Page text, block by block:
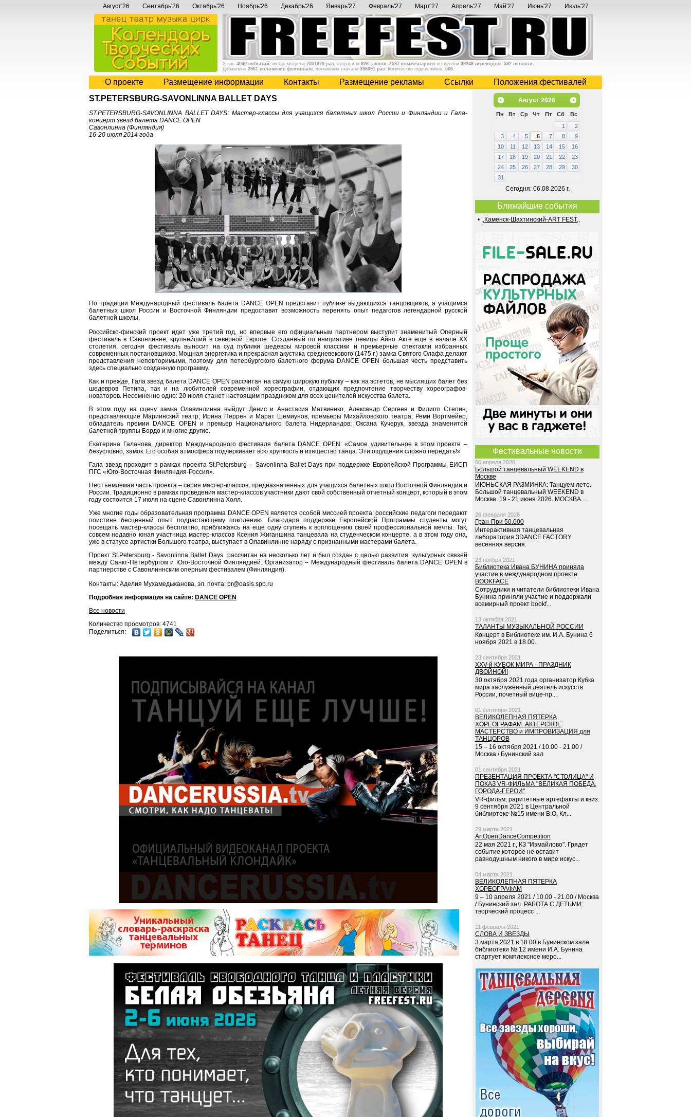
Август'26 Сентябрь'26 Октябрь'26 Ноябрь'26 Декабрь'26 Январь'27 Февраль'27 Март'27 Апрель'27 Май'27 Июнь'27 Июль'27
У нас 4040 событий , их посмотрели 7051979 раз, отправили 826 заявок, 2587 комментариев и сделали 39248 переходов . 582 новости .
Добавлено 2961 положение фестиваля, положения скачали 396091 раз. Количество подписчиков: 506.
О проекте Размещение информации Контакты Размещение рекламы Cсылки
Положения фестивалей
ST.PETERSBURG-SAVONLINNA BALLET DAYS
ST.PETERSBURG-SAVONLINNA BALLET DAYS: Мастер-классы для учащихся балетных школ России и Финляндии и Гала-
концерт звезд балета DANCE OPEN
Савонлинна (Финляндия)
16-20 июля 2014 года
По традиции Международный фестиваль балета DANCE OPEN представит публике выдающихся танцовщиков, а учащимся
балетных школ России и Восточной Финляндии предоставит возможность перенять опыт педагогов легендарной русской
балетной школы.
Российско-финский проект идет уже третий год, но впервые его официальным партнером выступит знаменитый Оперный
фестиваль в Савонлинне, крупнейший в северной Европе. Созданный по инициативе певицы Айно Акте еще в начале XX
столетия, сегодня фестиваль выносит на суд публики шедевры мировой классики и премьерные спектакли избранных
современных постановщиков. Мощная энергетика и прекрасная акустика средневекового (1475 г.) замка Святого Олафа делают
представления неповторимыми, поэтому для петербургского балетного форума DANCE OPEN большая честь представить
здесь специально созданную программу.
Как и прежде, Гала звезд балета DANCE OPEN рассчитан на самую широкую публику – как на эстетов, не мыслящих балет без
шедевров Петипа, так и на любителей современной хореографии, отдающих предпочтение творчеству хореографов-
новаторов. Несомненно одно: 20 июля станет настоящим праздником для всех ценителей искусства балета.
В этом году на сцену замка Олавинлинна выйдут Денис и Анастасия Матвиенко, Александр Сергеев и Филипп Степин,
представляющие Мариинский театр; Ирина Перрен и Марат Шемиунов, премьеры Михайловского театра; Реми Вортмейер,
обладатель премии DANCE OPEN и премьер Национального балета Нидерландов; Оксана Кучерук, звезда знаменитой
балетной труппы Бордо и многие другие.
Екатерина Галанова, директор Международного фестиваля балета DANCE OPEN: «Самое удивительное в этом проекте –
безусловно, замок. Его особая атмосфера подчеркивает всю хрупкость и изящество танца. Эти ощущения сложно передать!»
Гала звезд проходит в рамках проекта St.Petersburg – Savonlinna Ballet Days при поддержке Европейской Программы ЕИСП
ПГС «Юго-Восточная Финляндия-Россия».
Неотъемлемая часть проекта – серия мастер-классов, предназначенных для учащихся балетных школ Восточной Финляндии и
России. Традиционно в рамках проведения мастер-классов участники дают свой собственный отчетный концерт, который в этом
году состоится 17 июля на сцене Савонлинна Холл.
Уже многие годы образовательная программа DANCE OPEN является особой миссией проекта: российские педагоги передают
поистине бесценный опыт подрастающему поколению. Благодаря поддержке Европейской Программы студенты могут
посещать мастер-классы бесплатно, приближаясь на еще одну ступень к воплощению своей профессиональной мечты. Так,
совсем недавно юная участница мастер-классов Ксения Жиганшина танцевала на студенческом концерте, а в этом году она,
уже в статусе артистки Большого театра, выступает в Олавинлинне наряду с признанными мастерами балета.
Проект St.Petersburg - Savonlinna Ballet Days рассчитан на несколько лет и был создан с целью развития культурных связей
между Санкт-Петербургом и Юго-Восточной Финляндией. Организатор – Международный фестиваль балета DANCE OPEN в
партнерстве с Савонлиннским оперным фестивалем (Финляндия).
Контакты: Аделия Мухамедьжанова, эл. почта: pr@oasis.spb.ru
Подробная информация на сайте: DANCE OPEN
Все новости
Количество просмотров: 4741
Поделиться:
Август 2026
Пн Вт Ср Чт Пт Сб
Вс
1
2
3
4 5 6 7 8
9
10
11 12 13 14 15
16
17
18 19 20 21 22
23
24
25 26 27 28 29
30
31
Сегодня: 06.08.2026 г.
Ближайшие события
• ,,Каменск-Шахтинский-ART FEST,,
Фестивальные новости
06 апреля 2026
Большой танцевальный WEEKEND в
Москве
ИЮНЬСКАЯ РАЗМИНКА: Танцуем лето.
Большой танцевальный WEEKEND в
Москве. 19 - 21 июня 2026. МОСКВА...
26 февраля 2026
Гран-При 50.000
Интерактивная танцевальная
лаборатория 3DANCE FACTORY
весенняя версия.
23 ноября 2021
Библиотека Ивана БУНИНА приняла
участие в международном проекте
BOOKFACE
Сотрудники и читатели библиотеки Ивана
Бунина приняли участие и поддержали
всемирный проект bookf...
13 октября 2021
ТАЛАНТЫ МУЗЫКАЛЬНОЙ РОССИИ
Концерт в Библиотеке им. И.А. Бунина 6
ноября 2021 в 18.00.
23 сентября 2021
XXV-й КУБОК МИРА - ПРАЗДНИК
ДВОЙНОЙ!
30 октября 2021 года организатор Кубка
мира заслуженный деятель искусств
России, почетный вице-пр...
01 сентября 2021
ВЕЛИКОЛЕПНАЯ ПЯТЕРКА
ХОРЕОГРАФАМ: АКТЕРСКОЕ
МАСТЕРСТВО и ИМПРОВИЗАЦИЯ для
ТАНЦОРОВ
15 – 16 октября 2021 / 10.00 - 21.00 /
Москва / Бунинский зал
01 сентября 2021
ПРЕЗЕНТАЦИЯ ПРОЕКТА "СТОЛИЦА" И
ПОКАЗ VR-ФИЛЬМА "ВЕЛИКАЯ ПОБЕДА.
ГОРОДА-ГЕРОИ"
VR-фильм, раритетные артефакты и квиз.
9 сентября 2021 в Центральной
библиотеке №15 имени В.О. Кл...
29 марта 2021
ArtOpenDanceCompetition
22 мая 2021 г., КЗ "Измайлово". Грядет
событие которое не оставит
равнодушным никого в мире искус...
04 марта 2021
ВЕЛИКОЛЕПНАЯ ПЯТЕРКА
ХОРЕОГРАФАМ
9 – 10 апреля 2021 / 10.00 - 21.00 / Москва
/ Бунинский зал. РАБОТА С ДЕТЬМИ:
творческий процесс ...
11 февраля 2021
СЛОВА И ЗВЕЗДЫ
3 марта 2021 в 18:00 в Бунинском зале
библиотеки № 12 имени И.А. Бунина
стартует комплексное меро...